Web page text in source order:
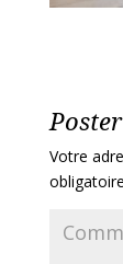
Votre